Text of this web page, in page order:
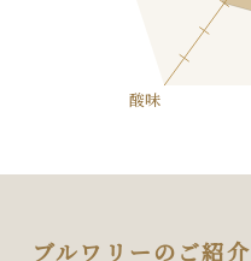
ブルワリーのご紹介